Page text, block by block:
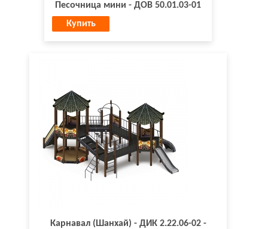
Песочница мини - ДОВ 50.01.03-01
Купить
Карнавал (Шанхай) - ДИК 2.22.06-02 -